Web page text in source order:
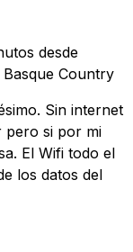
desde
Country
Sin internet
pero si por mi
El Wifi todo el
los datos del